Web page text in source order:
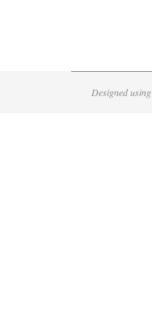
Designed using